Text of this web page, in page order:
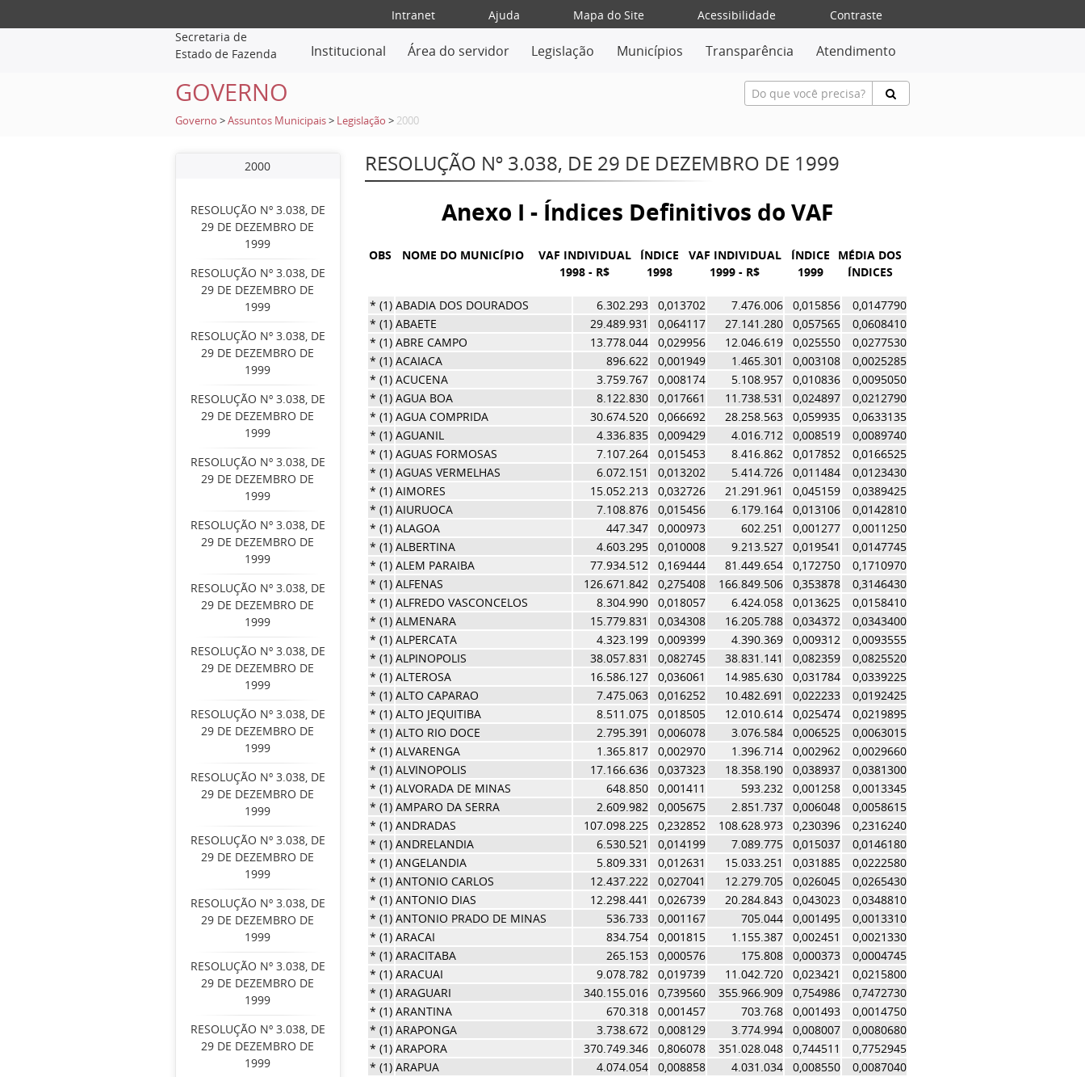
Intranet Ajuda Mapa do Site Acessibilidade
Contraste
Secretaria de
Estado de Fazenda
Institucional Área do servidor Legislação Municípios Transparência Atendimento
GOVERNO
Governo >Assuntos Municipais > Legislação > 2000
2000
RESOLUÇÃO Nº 3.038, DE
29 DE DEZEMBRO DE
1999
RESOLUÇÃO Nº 3.038, DE
29 DE DEZEMBRO DE
1999
RESOLUÇÃO Nº 3.038, DE
29 DE DEZEMBRO DE
1999
RESOLUÇÃO Nº 3.038, DE
29 DE DEZEMBRO DE
1999
RESOLUÇÃO Nº 3.038, DE
29 DE DEZEMBRO DE
1999
RESOLUÇÃO Nº 3.038, DE
29 DE DEZEMBRO DE
1999
RESOLUÇÃO Nº 3.038, DE
29 DE DEZEMBRO DE
1999
RESOLUÇÃO Nº 3.038, DE
29 DE DEZEMBRO DE
1999
RESOLUÇÃO Nº 3.038, DE
29 DE DEZEMBRO DE
1999
RESOLUÇÃO Nº 3.038, DE
29 DE DEZEMBRO DE
1999
RESOLUÇÃO Nº 3.038, DE
29 DE DEZEMBRO DE
1999
RESOLUÇÃO Nº 3.038, DE
29 DE DEZEMBRO DE
1999
RESOLUÇÃO Nº 3.038, DE
29 DE DEZEMBRO DE
1999
RESOLUÇÃO Nº 3.038, DE
29 DE DEZEMBRO DE
1999
RESOLUÇÃO Nº 3.038, DE 29 DE DEZEMBRO DE 1999
Anexo I - Índices Definitivos do VAF
OBS NOME DO MUNICÍPIO
VAF INDIVIDUAL
1998 - R$
ÍNDICE
1998
VAF INDIVIDUAL
1999 - R$
ÍNDICE
1999
MÉDIA DOS
ÍNDICES
* (1) ABADIA DOS DOURADOS 6.302.293 0,013702 7.476.006 0,015856
0,0147790
* (1) ABAETE 29.489.931 0,064117 27.141.280 0,057565
0,0608410
* (1) ABRE CAMPO 13.778.044 0,029956 12.046.619 0,025550
0,0277530
* (1) ACAIACA 896.622 0,001949 1.465.301 0,003108
0,0025285
* (1) ACUCENA 3.759.767 0,008174 5.108.957 0,010836
0,0095050
* (1) AGUA BOA 8.122.830 0,017661 11.738.531 0,024897
0,0212790
* (1) AGUA COMPRIDA 30.674.520 0,066692 28.258.563 0,059935
0,0633135
* (1) AGUANIL 4.336.835 0,009429 4.016.712 0,008519
0,0089740
* (1) AGUAS FORMOSAS 7.107.264 0,015453 8.416.862 0,017852
0,0166525
* (1) AGUAS VERMELHAS 6.072.151 0,013202 5.414.726 0,011484
0,0123430
* (1) AIMORES 15.052.213 0,032726 21.291.961 0,045159
0,0389425
* (1) AIURUOCA 7.108.876 0,015456 6.179.164 0,013106
0,0142810
* (1) ALAGOA 447.347 0,000973 602.251 0,001277
0,0011250
* (1) ALBERTINA 4.603.295 0,010008 9.213.527 0,019541
0,0147745
* (1) ALEM PARAIBA 77.934.512 0,169444 81.449.654 0,172750
0,1710970
* (1) ALFENAS 126.671.842 0,275408 166.849.506 0,353878
0,3146430
* (1) ALFREDO VASCONCELOS 8.304.990 0,018057 6.424.058 0,013625
0,0158410
* (1) ALMENARA 15.779.831 0,034308 16.205.788 0,034372
0,0343400
* (1) ALPERCATA 4.323.199 0,009399 4.390.369 0,009312
0,0093555
* (1) ALPINOPOLIS 38.057.831 0,082745 38.831.141 0,082359
0,0825520
* (1) ALTEROSA 16.586.127 0,036061 14.985.630 0,031784
0,0339225
* (1) ALTO CAPARAO 7.475.063 0,016252 10.482.691 0,022233
0,0192425
* (1) ALTO JEQUITIBA 8.511.075 0,018505 12.010.614 0,025474
0,0219895
* (1) ALTO RIO DOCE 2.795.391 0,006078 3.076.584 0,006525
0,0063015
* (1) ALVARENGA 1.365.817 0,002970 1.396.714 0,002962
0,0029660
* (1) ALVINOPOLIS 17.166.636 0,037323 18.358.190 0,038937
0,0381300
* (1) ALVORADA DE MINAS 648.850 0,001411 593.232 0,001258
0,0013345
* (1) AMPARO DA SERRA 2.609.982 0,005675 2.851.737 0,006048
0,0058615
* (1) ANDRADAS 107.098.225 0,232852 108.628.973 0,230396
0,2316240
* (1) ANDRELANDIA 6.530.521 0,014199 7.089.775 0,015037
0,0146180
* (1) ANGELANDIA 5.809.331 0,012631 15.033.251 0,031885
0,0222580
* (1) ANTONIO CARLOS 12.437.222 0,027041 12.279.705 0,026045
0,0265430
* (1) ANTONIO DIAS 12.298.441 0,026739 20.284.843 0,043023
0,0348810
* (1) ANTONIO PRADO DE MINAS 536.733 0,001167 705.044 0,001495
0,0013310
* (1) ARACAI 834.754 0,001815 1.155.387 0,002451
0,0021330
* (1) ARACITABA 265.153 0,000576 175.808 0,000373
0,0004745
* (1) ARACUAI 9.078.782 0,019739 11.042.720 0,023421
0,0215800
* (1) ARAGUARI 340.155.016 0,739560 355.966.909 0,754986
0,7472730
* (1) ARANTINA 670.318 0,001457 703.768 0,001493
0,0014750
* (1) ARAPONGA 3.738.672 0,008129 3.774.994 0,008007
0,0080680
* (1) ARAPORA 370.749.346 0,806078 351.028.048 0,744511
0,7752945
* (1) ARAPUA 4.074.054 0,008858 4.031.034 0,008550
0,0087040